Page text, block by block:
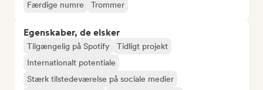
Færdige numre
Trommer
Egenskaber, de elsker
Tilgængelig på Spotify
Tidligt projekt
Internationalt potentiale
Stærk tilstedeværelse på sociale medier